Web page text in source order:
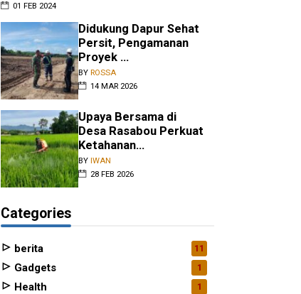
01 FEB 2024
Didukung Dapur Sehat
Persit, Pengamanan
Proyek ...
BY ROSSA
14 MAR 2026
Upaya Bersama di
Desa Rasabou Perkuat
Ketahanan...
BY IWAN
28 FEB 2026
Categories
berita 11
Gadgets 1
Health 1